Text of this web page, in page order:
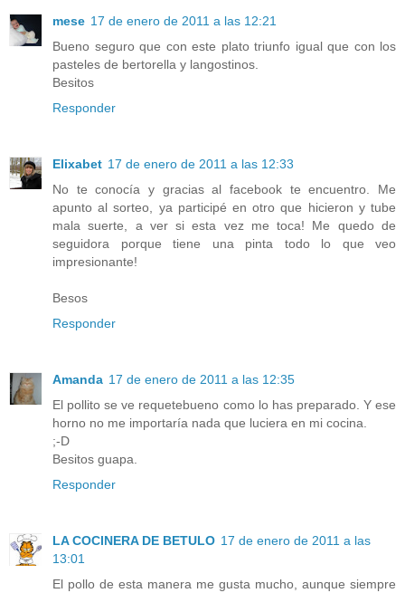
mese 17 de enero de 2011 a las 12:21
Bueno seguro que con este plato triunfo igual que con los
pasteles de bertorella y langostinos.
Besitos
Responder
Elixabet 17 de enero de 2011 a las 12:33
No te conocía y gracias al facebook te encuentro. Me
apunto al sorteo, ya participé en otro que hicieron y tube
mala suerte, a ver si esta vez me toca! Me quedo de
seguidora porque tiene una pinta todo lo que veo
impresionante!
Besos
Responder
Amanda 17 de enero de 2011 a las 12:35
El pollito se ve requetebueno como lo has preparado. Y ese
horno no me importaría nada que luciera en mi cocina.
;-D
Besitos guapa.
Responder
LA COCINERA DE BETULO 17 de enero de 2011 a las
13:01
El pollo de esta manera me gusta mucho, aunque siempre